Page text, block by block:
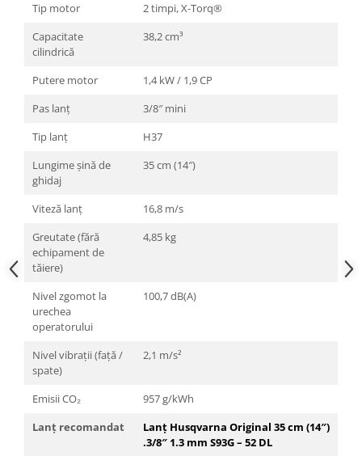
Tip motor
2 timpi, X-Torq®
Capacitate
cilindrică
38,2 cm³
Putere motor
1,4 kW / 1,9 CP
Pas lanț
3/8″ mini
Tip lanț
H37
Lungime șină de
ghidaj
35 cm (14″)
Viteză lanț
16,8 m/s
Greutate (fără
echipament de
tăiere)
4,85 kg
Nivel zgomot la
urechea
operatorului
100,7 dB(A)
Nivel vibrații (față /
spate)
2,1 m/s²
Emisii CO₂
957 g/kWh
Lanț recomandat
Lanț Husqvarna Original 35 cm (14″)
.3/8″ 1.3 mm S93G – 52 DL